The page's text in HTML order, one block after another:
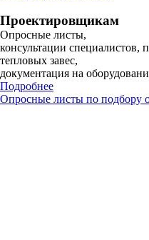
Проектировщикам
Опросные листы,
консультации специалистов,
тепловых завес,
документация на
Подробнее
Опросные листы по подбору